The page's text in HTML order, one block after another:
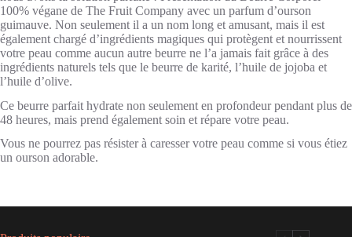
100% végane de The Fruit Company avec un parfum d’ourson
guimauve. Non seulement il a un nom long et amusant, mais il est
également chargé d’ingrédients magiques qui protègent et nourrissent
votre peau comme aucun autre beurre ne l’a jamais fait grâce à des
ingrédients naturels tels que le beurre de karité, l’huile de jojoba et
l’huile d’olive.
Ce beurre parfait hydrate non seulement en profondeur pendant plus de
48 heures, mais prend également soin et répare votre peau.
Vous ne pourrez pas résister à caresser votre peau comme si vous étiez
un ourson adorable.